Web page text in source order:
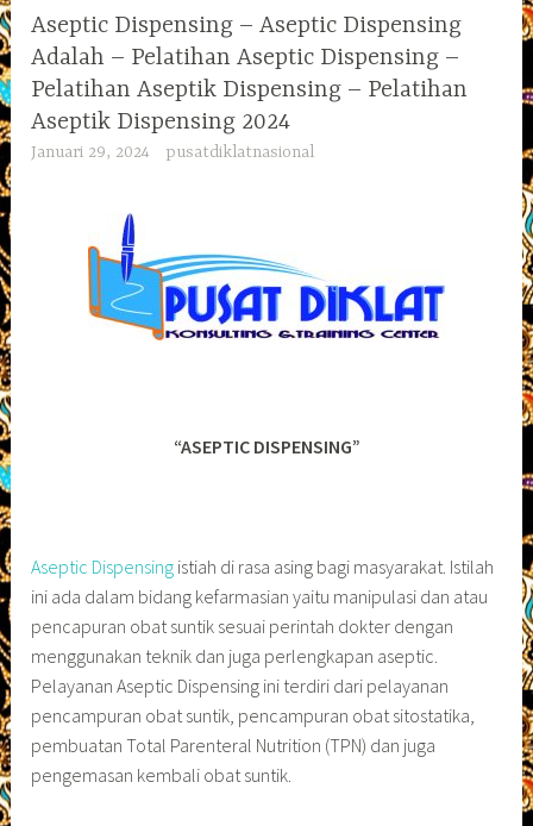
Aseptic Dispensing – Aseptic Dispensing
Adalah – Pelatihan Aseptic Dispensing –
Pelatihan Aseptik Dispensing – Pelatihan
Aseptik Dispensing 2024
Januari 29, 2024 pusatdiklatnasional
“ASEPTIC DISPENSING”
Aseptic Dispensing istiah di rasa asing bagi masyarakat. Istilah
ini ada dalam bidang kefarmasian yaitu manipulasi dan atau
pencapuran obat suntik sesuai perintah dokter dengan
menggunakan teknik dan juga perlengkapan aseptic.
Pelayanan Aseptic Dispensing ini terdiri dari pelayanan
pencampuran obat suntik, pencampuran obat sitostatika,
pembuatan Total Parenteral Nutrition (TPN) dan juga
pengemasan kembali obat suntik.